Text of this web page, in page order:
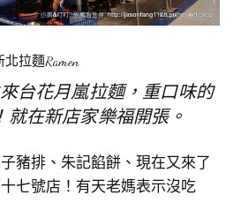
北拉麵Ramen
台花月嵐拉麵，重口味的
就在新店家樂福開張。
豬排、朱記餡餅、現在又來了
七號店！有天老媽表示沒吃